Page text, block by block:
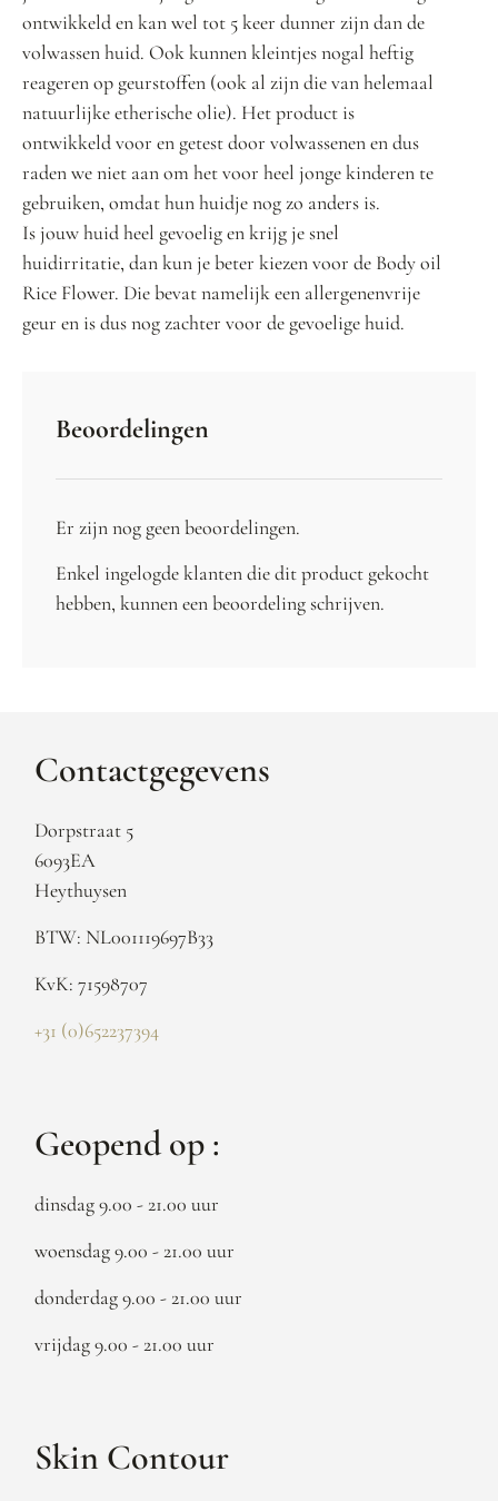
ontwikkeld en kan wel tot 5 keer dunner zijn dan de
volwassen huid. Ook kunnen kleintjes nogal heftig
reageren op geurstoffen (ook al zijn die van helemaal
natuurlijke etherische olie). Het product is
ontwikkeld voor en getest door volwassenen en dus
raden we niet aan om het voor heel jonge kinderen te
gebruiken, omdat hun huidje nog zo anders is.
Is jouw huid heel gevoelig en krijg je snel
huidirritatie, dan kun je beter kiezen voor de Body oil
Rice Flower. Die bevat namelijk een allergenenvrije
geur en is dus nog zachter voor de gevoelige huid.
Beoordelingen
Er zijn nog geen beoordelingen.
Enkel ingelogde klanten die dit product gekocht
hebben, kunnen een beoordeling schrijven.
Contactgegevens
Dorpstraat 5
6093EA
Heythuysen
BTW: NL001119697B33
KvK: 71598707
+31 (0)652237394
Geopend op :
dinsdag 9.00 - 21.00 uur
woensdag 9.00 - 21.00 uur
donderdag 9.00 - 21.00 uur
vrijdag 9.00 - 21.00 uur
Skin Contour